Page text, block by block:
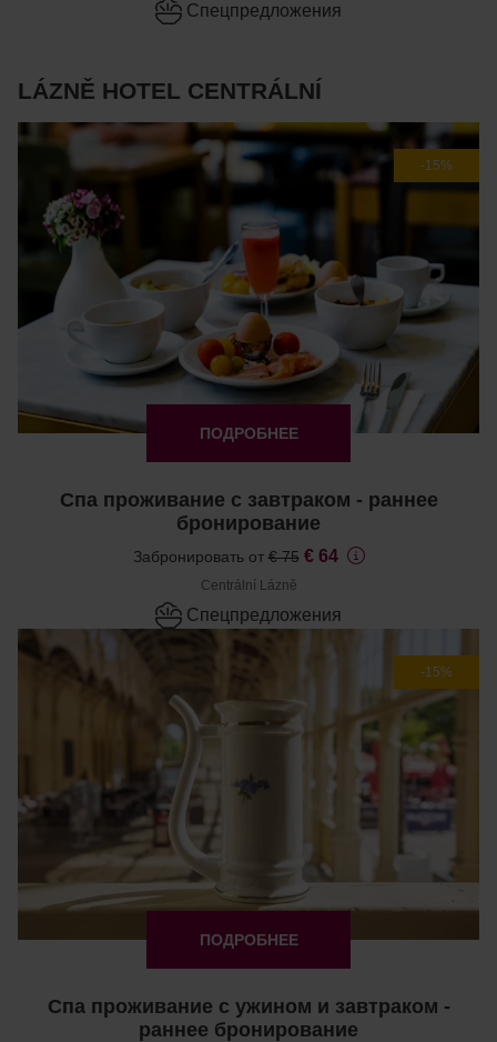
Cпецпредложения
LÁZNĚ HOTEL CENTRÁLNÍ
-15%
ПОДРОБНЕЕ
Спа проживание с завтраком - раннее
бронирование
Забронировать от€ 75 € 64
Centrální Lázně
Cпецпредложения
-15%
ПОДРОБНЕЕ
Спа проживание с ужином и завтраком -
раннее бронирование